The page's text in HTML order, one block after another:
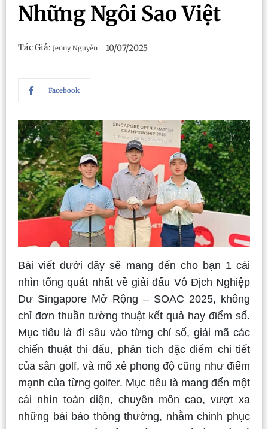
Những Ngôi Sao Việt
Tác Giả: Jenny Nguyễn 10/07/2025
Facebook
Bài viết dưới đây sẽ mang đến cho bạn 1 cái
nhìn tổng quát nhất về giải đấu Vô Địch Nghiệp
Dư Singapore Mở Rộng – SOAC 2025, không
chỉ đơn thuần tường thuật kết quả hay điểm số.
Mục tiêu là đi sâu vào từng chỉ số, giải mã các
chiến thuật thi đấu, phân tích đặc điểm chi tiết
của sân golf, và mổ xẻ phong độ cũng như điểm
mạnh của từng golfer. Mục tiêu là mang đến một
cái nhìn toàn diện, chuyên môn cao, vượt xa
những bài báo thông thường, nhằm chinh phục